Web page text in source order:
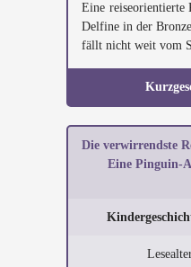
Eine reiseorientierte
Delfine in der
fällt nicht weit vom
Die verwirrendste
Eine Pinguin-